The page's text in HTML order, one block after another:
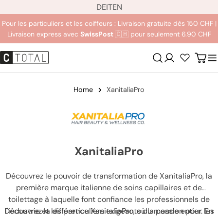
contenu
a
n
g
u
e
DE EN
IT
Pour les particuliers et les coiffeurs : Livraison gratuite dès 150 CHF |
Livraison express avec SwissPost🇨🇭 pour seulement 6.90 CHF
Se
connecter
Home XanitaliaPro
XanitaliaPro
Découvrez le pouvoir de transformation de XanitaliaPro, la
première marque italienne de soins capillaires et de
toilettage à laquelle font confiance les professionnels de
l'industrie et les particuliers exigeants du monde entier. En
Découvrez la différence XanitaliaPro, où la passion pour les